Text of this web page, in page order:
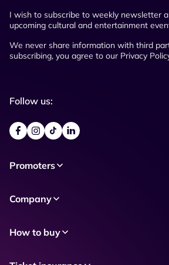
I wish to subscribe to weekly newsletter
upcoming cultural and entertainment
We never share information with third
subscribing, you agree to our Privacy
Follow us:
Promoters
Company
How to buy